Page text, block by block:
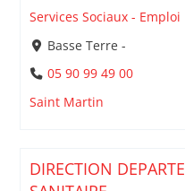
Services Sociaux - Emploi
Basse Terre -
05 90 99 49 00
Saint Martin
DIRECTION